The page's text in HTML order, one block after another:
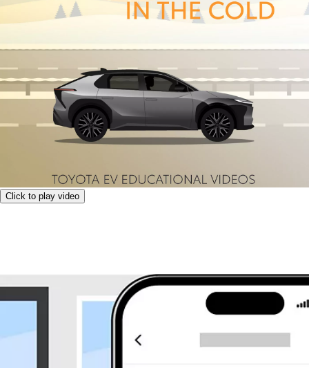
Click to play video